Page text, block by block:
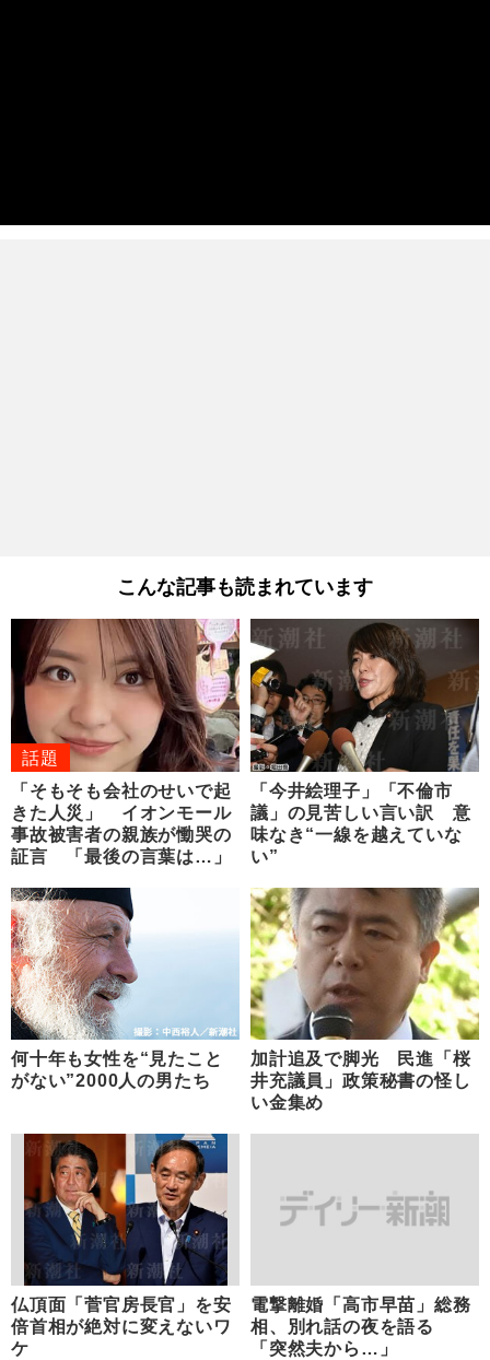
こんな記事も読まれています
話題
「そもそも会社のせいで起
きた人災」 イオンモール
事故被害者の親族が慟哭の
証言 「最後の言葉は…」
「今井絵理子」「不倫市
議」の見苦しい言い訳 意
味なき“一線を越えていな
い”
何十年も女性を“見たこと
がない”2000人の男たち
加計追及で脚光 民進「桜
井充議員」政策秘書の怪し
い金集め
仏頂面「菅官房長官」を安
倍首相が絶対に変えないワ
ケ
電撃離婚「高市早苗」総務
相、別れ話の夜を語る
「突然夫から…」